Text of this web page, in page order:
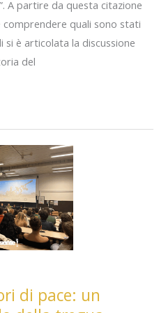
A partire da questa citazione
comprendere quali sono stati
è articolata la discussione
del
di pace: un